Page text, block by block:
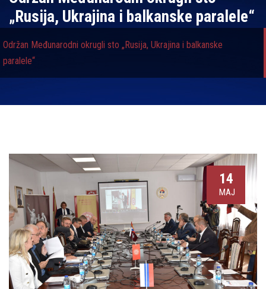
„Rusija, Ukrajina i balkanske paralele“
Održan Međunarodni okrugli sto „Rusija, Ukrajina i balkanske
paralele“
14
МАЈ